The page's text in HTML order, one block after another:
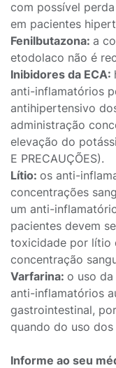
com possível
em pacientes
Fenilbutazona: a
etodolaco não é
Inibidores da ECA:
anti-inflamatórios
antihipertensivo
administração
elevação do
E PRECAUÇÕES).
Lítio: os anti-
concentrações
um anti-
pacientes devem
toxicidade por lítio
concentração
Varfarina: o uso
anti-inflamatórios
gastrointestinal,
quando do uso
Informe ao seu